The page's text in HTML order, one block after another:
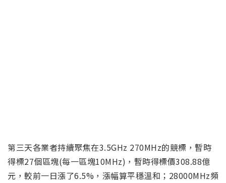
第三天各業者持續聚焦在3.5GHz 270MHz的競標，暫時
得標27個區塊(每一區塊10MHz)，暫時得標價308.88億
元，較前一日漲了6.5%，漲幅算平穩溫和；28000MHz頻